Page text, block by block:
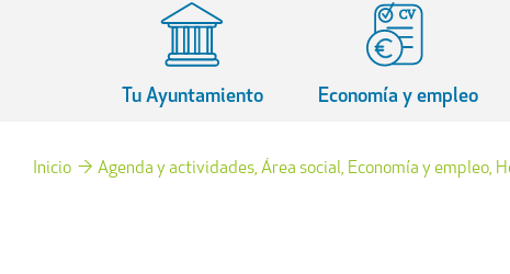
Tu Ayuntamiento Economía y empleo
Inicio Agenda y actividades Área social Economía y empleo